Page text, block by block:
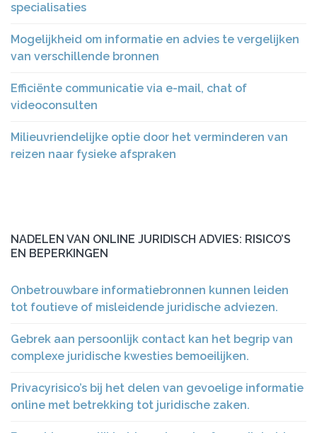
specialisaties
Mogelijkheid om informatie en advies te vergelijken
van verschillende bronnen
Efficiënte communicatie via e-mail, chat of
videoconsulten
Milieuvriendelijke optie door het verminderen van
reizen naar fysieke afspraken
NADELEN VAN ONLINE JURIDISCH ADVIES: RISICO’S
EN BEPERKINGEN
Onbetrouwbare informatiebronnen kunnen leiden
tot foutieve of misleidende juridische adviezen.
Gebrek aan persoonlijk contact kan het begrip van
complexe juridische kwesties bemoeilijken.
Privacyrisico’s bij het delen van gevoelige informatie
online met betrekking tot juridische zaken.